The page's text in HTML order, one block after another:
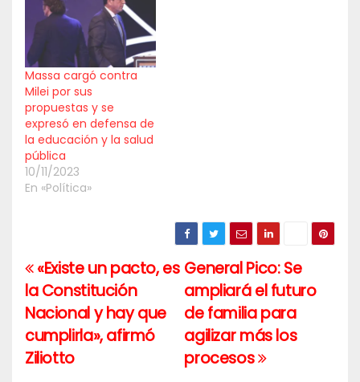
Massa cargó contra
Milei por sus
propuestas y se
expresó en defensa de
la educación y la salud
pública
10/11/2023
En «Política»
Navegación
de
entradas
General Pico: Se
ampliará el futuro
de familia para
agilizar más los
procesos
«Existe un pacto, es
la Constitución
Nacional y hay que
cumplirla», afirmó
Ziliotto